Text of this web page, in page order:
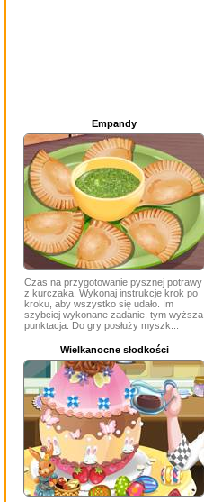
Empandy
Czas na przygotowanie pysznej potrawy
z kurczaka. Wykonaj instrukcje krok po
kroku, aby wszystko się udało. Im
szybciej wykonane zadanie, tym wyższa
punktacja. Do gry posłuży myszk...
Wielkanocne słodkości